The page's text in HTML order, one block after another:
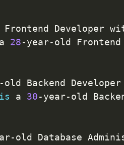
Developer
28-year-old Frontend
-old Backend
is a 30-year-old
-old Database